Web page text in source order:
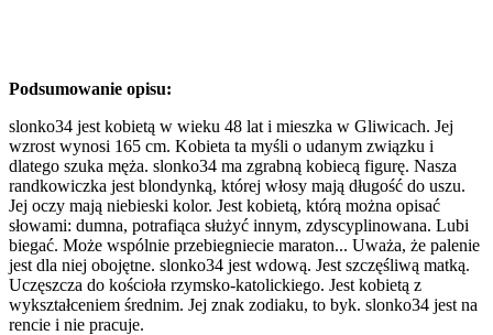
Podsumowanie opisu:
slonko34 jest kobietą w wieku 48 lat i mieszka w Gliwicach. Jej
wzrost wynosi 165 cm. Kobieta ta myśli o udanym związku i
dlatego szuka męża. slonko34 ma zgrabną kobiecą figurę. Nasza
randkowiczka jest blondynką, której włosy mają długość do uszu.
Jej oczy mają niebieski kolor. Jest kobietą, którą można opisać
słowami: dumna, potrafiąca służyć innym, zdyscyplinowana. Lubi
biegać. Może wspólnie przebiegniecie maraton... Uważa, że palenie
jest dla niej obojętne. slonko34 jest wdową. Jest szczęśliwą matką.
Uczęszcza do kościoła rzymsko-katolickiego. Jest kobietą z
wykształceniem średnim. Jej znak zodiaku, to byk. slonko34 jest na
rencie i nie pracuje.